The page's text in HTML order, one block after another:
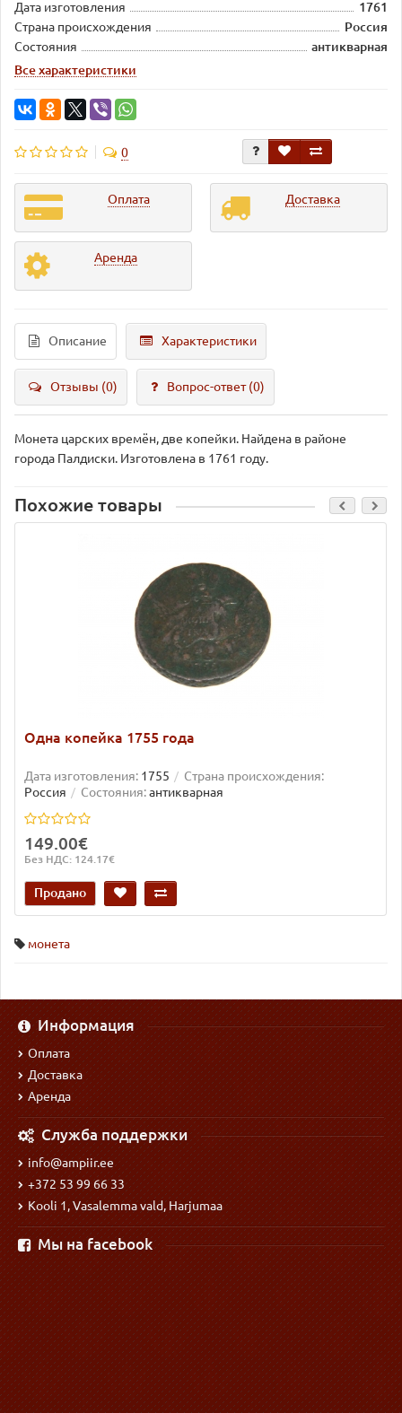
Дата изготовления
1761
Страна происхождения
Россия
Состояния
антикварная
Все характеристики
0
Оплата Доставка
Аренда
Описание Характеристики
Отзывы (0) Вопрос-ответ(0)
Монета царских времён, две копейки. Найдена в районе
города Палдиски. Изготовлена в 1761 году.
Похожие товары
Одна копейка 1755 года
Дата изготовления: 1755
Страна происхождения:
Россия
Состояния:антикварная
149.00€
Без НДС: 124.17€
Продано
монета
Информация
Оплата
Доставка
Аренда
Служба поддержки
info@ampiir.ee
+372 53 99 66 33
Kooli 1, Vasalemma vald, Harjumaa
Мы на facebook